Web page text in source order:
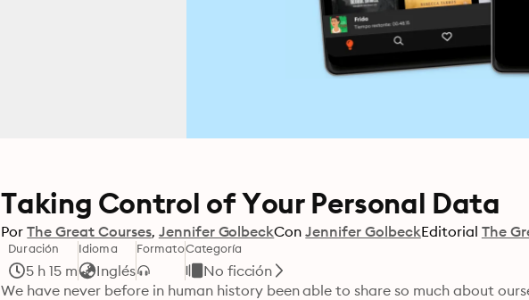
Taking Control of Your Personal Data
Por The Great Courses Jennifer GolbeckCon Jennifer GolbeckEditorial The
Duración
5 h 15 m
Idioma
Inglés
FormatoCategoría
No ficción
We have never before in human history been able to share so much about